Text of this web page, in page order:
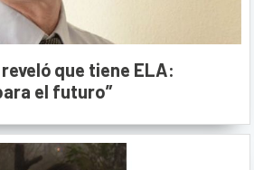
que tiene ELA:
el futuro”